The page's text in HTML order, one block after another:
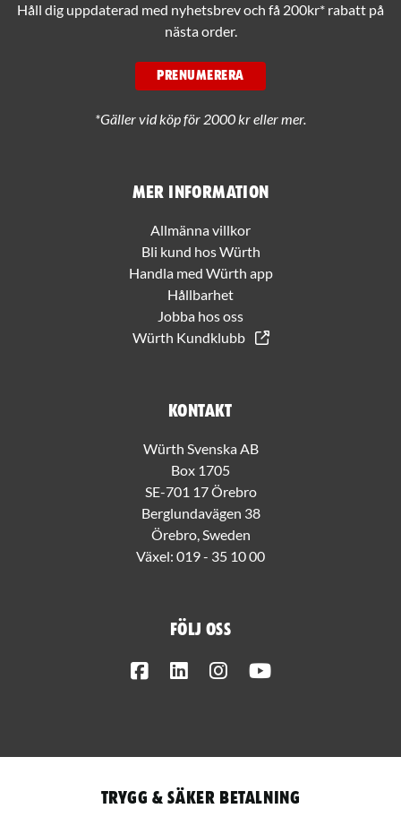
Mer information
Allmänna villkor
Bli kund hos Würth
Handla med Würth app
Hållbarhet
Jobba hos oss
Würth Kundklubb
Kontakt
Würth Svenska AB
Box 1705
SE-701 17 Örebro
Berglundavägen 38
Örebro, Sweden
Växel: 019 - 35 10 00
Följ oss
FacebookLinkedInInstagram
Håll dig uppdaterad med nyhetsbrev och få 200kr* rabatt på
nästa order.
PRENUMERERA
*Gäller vid köp för 2000 kr eller mer.
Trygg & säker betalning